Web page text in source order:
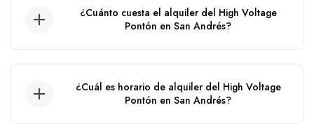
blanca, wite watta, mundo marino.
¿Cuánto cuesta el alquiler del High Voltage
Pontón en San Andrés?
servicio, ya que aplican precios por cambio de
¿Cuál es horario de alquiler del High Voltage
Pontón en San Andrés?